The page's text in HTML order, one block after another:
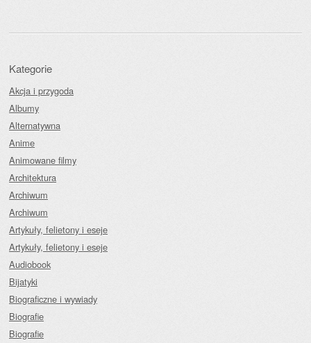
Kategorie
Akcja i przygoda
Albumy
Alternatywna
Anime
Animowane filmy
Architektura
Archiwum
Archiwum
Artykuły, felietony i eseje
Artykuły, felietony i eseje
Audiobook
Bijatyki
Biograficzne i wywiady
Biografie
Biografie